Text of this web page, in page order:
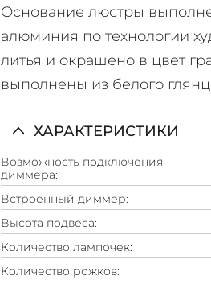
Основание люстры
алюминия по технологии
литья и окрашено в цвет
выполнены из белого
ХАРАКТЕРИСТИКИ
Возможность подключения
диммера:
Встроенный диммер:
Высота подвеса:
Количество лампочек:
Количество рожков: